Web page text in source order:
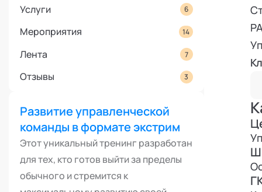
Услуги
6
Мероприятия 14
Лента 7
Отзывы 3
Развитие управленческой
команды в формате экстрим
Этот уникальный тренинг разработан
для тех, кто готов выйти за пределы
обычного и стремится к